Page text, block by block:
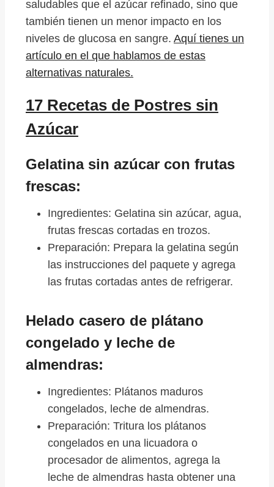
saludables que el azúcar refinado, sino que
también tienen un menor impacto en los
niveles de glucosa en sangre. Aquí tienes un
artículo en el que hablamos de estas
alternativas naturales.
17 Recetas de Postres sin
Azúcar
Gelatina sin azúcar con frutas
frescas:
Ingredientes: Gelatina sin azúcar, agua,
frutas frescas cortadas en trozos.
Preparación: Prepara la gelatina según
las instrucciones del paquete y agrega
las frutas cortadas antes de refrigerar.
Helado casero de plátano
congelado y leche de
almendras:
Ingredientes: Plátanos maduros
congelados, leche de almendras.
Preparación: Tritura los plátanos
congelados en una licuadora o
procesador de alimentos, agrega la
leche de almendras hasta obtener una